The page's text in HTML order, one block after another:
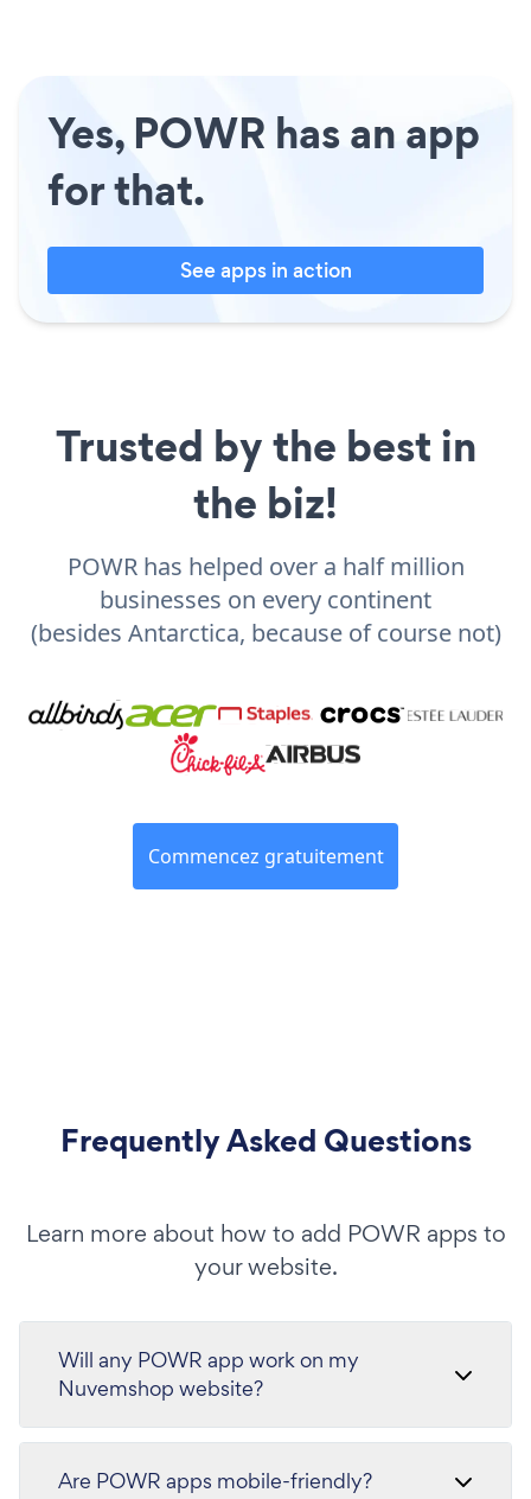
Yes, POWR has an app
for that.
See apps in action
Trusted by the best in
the biz!
POWR has helped over a half million
businesses on every continent
(besides Antarctica, because of course not)
Commencez gratuitement
Frequently Asked Questions
Learn more about how to add POWR apps to
your website.
Will any POWR app work on my
Nuvemshop website?
Are POWR apps mobile-friendly?